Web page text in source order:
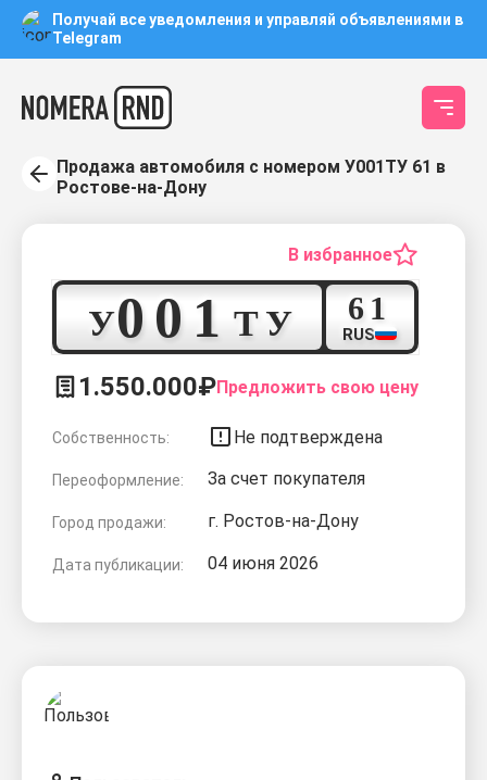
Получай все уведомления и управляй объявлениями в
Telegram
Продажа автомобиля с номером У001ТУ 61 в
Ростове-на-Дону
В избранное
У0
01
Т
У 61
RUS
1.550.000₽Предложить свою цену
Собственность: Не подтверждена
Переоформление: За счет покупателя
Город продажи: г. Ростов-на-Дону
Дата публикации: 04 июня 2026